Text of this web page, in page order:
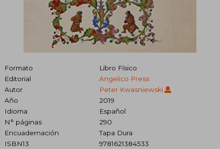
Formato
Libro Físico
Editorial
Angelico Press
Autor
Peter Kwasniewski
Año
2019
Idioma
Español
N° páginas
290
Encuadernación
Tapa Dura
ISBN13
9781621384533